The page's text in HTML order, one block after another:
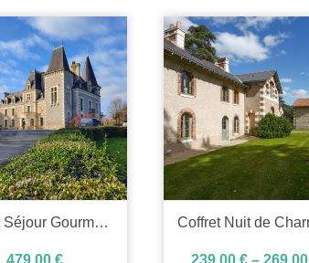
Coffret Séjour Gourmand à la Barbinière